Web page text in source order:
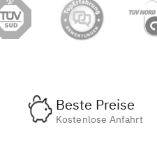
Beste Preise
Kostenlose Anfahrt